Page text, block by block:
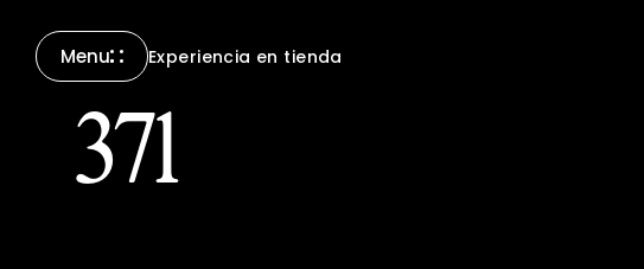
Menu Experiencia en tienda
371
Close
Compass Collection